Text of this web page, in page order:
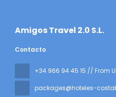
​Amigos Travel 2.0 S.L.
Contacto
+34 966 94 45 15 // From
packages@hoteles-